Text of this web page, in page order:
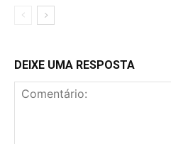
DEIXE UMA RESPOSTA